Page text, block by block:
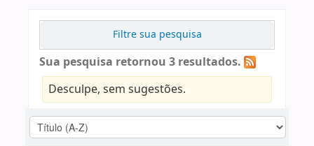
Filtre sua pesquisa
Sua pesquisa retornou 3 resultados.
Desculpe, sem sugestões.